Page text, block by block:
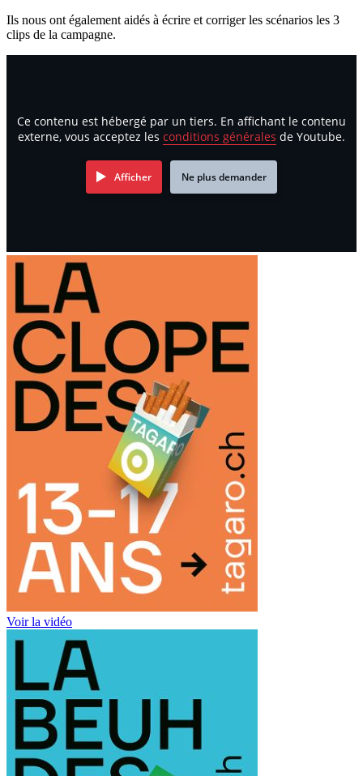
Ils nous ont également aidés à écrire et corriger les scénarios les 3
clips de la campagne.
Ce contenu est hébergé par un tiers. En affichant le contenu
externe, vous acceptez les conditions générales de Youtube.
Afficher Ne plus demander
Voir la vidéo